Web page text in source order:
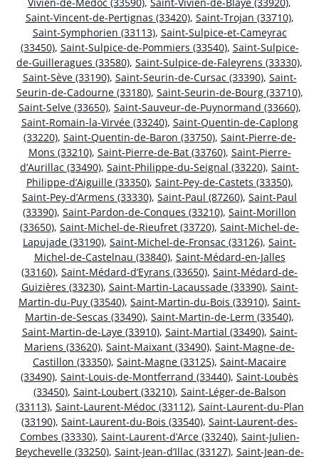
Saint-Vincent-de-Pertignas (33420), Saint-Trojan (33710),
Saint-Symphorien (33113), Saint-Sulpice-et-Cameyrac
(33450), Saint-Sulpice-de-Pommiers (33540), Saint-Sulpice-
de-Guilleragues (33580), Saint-Sulpice-de-Faleyrens (33330),
Saint-Sève (33190), Saint-Seurin-de-Cursac (33390), Saint-
Seurin-de-Cadourne (33180), Saint-Seurin-de-Bourg (33710),
Saint-Selve (33650), Saint-Sauveur-de-Puynormand (33660),
Saint-Romain-la-Virvée (33240), Saint-Quentin-de-Caplong
(33220), Saint-Quentin-de-Baron (33750), Saint-Pierre-de-
Mons (33210), Saint-Pierre-de-Bat (33760), Saint-Pierre-
d’Aurillac (33490), Saint-Philippe-du-Seignal (33220), Saint-
Philippe-d’Aiguille (33350), Saint-Pey-de-Castets (33350),
Saint-Pey-d’Armens (33330), Saint-Paul (87260), Saint-Paul
(33390), Saint-Pardon-de-Conques (33210), Saint-Morillon
(33650), Saint-Michel-de-Rieufret (33720), Saint-Michel-de-
Lapujade (33190), Saint-Michel-de-Fronsac (33126), Saint-
Michel-de-Castelnau (33840), Saint-Médard-en-Jalles
(33160), Saint-Médard-d’Eyrans (33650), Saint-Médard-de-
Guizières (33230), Saint-Martin-Lacaussade (33390), Saint-
Martin-du-Puy (33540), Saint-Martin-du-Bois (33910), Saint-
Martin-de-Sescas (33490), Saint-Martin-de-Lerm (33540),
Saint-Martin-de-Laye (33910), Saint-Martial (33490), Saint-
Mariens (33620), Saint-Maixant (33490), Saint-Magne-de-
Castillon (33350), Saint-Magne (33125), Saint-Macaire
(33490), Saint-Louis-de-Montferrand (33440), Saint-Loubès
(33450), Saint-Loubert (33210), Saint-Léger-de-Balson
(33113), Saint-Laurent-Médoc (33112), Saint-Laurent-du-Plan
(33190), Saint-Laurent-du-Bois (33540), Saint-Laurent-des-
Combes (33330), Saint-Laurent-d’Arce (33240), Saint-Julien-
Beychevelle (33250), Saint-Jean-d’Illac (33127), Saint-Jean-de-